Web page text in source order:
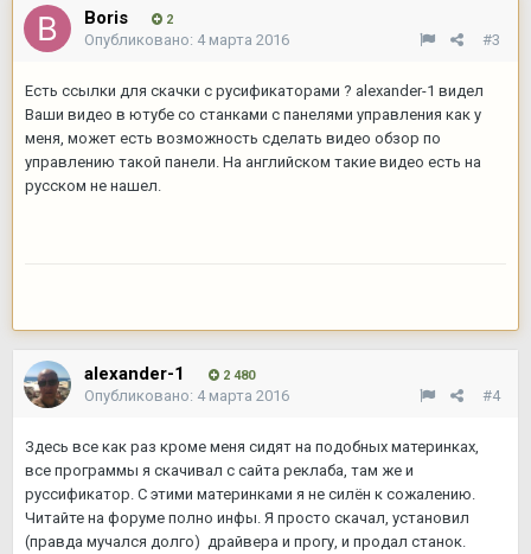
Boris 2
#3
Опубликовано: 4 марта 2016
Есть ссылки для скачки с русификаторами ? alexander-1 видел
Ваши видео в ютубе со станками с панелями управления как у
меня, может есть возможность сделать видео обзор по
управлению такой панели. На английском такие видео есть на
русском не нашел.
alexander-1 2 480
#4
Опубликовано: 4 марта 2016
Здесь все как раз кроме меня сидят на подобных материнках,
все программы я скачивал с сайта реклаба, там же и
руссификатор. С этими материнками я не силён к сожалению.
Читайте на форуме полно инфы. Я просто скачал, установил
(правда мучался долго) драйвера и прогу, и продал станок.